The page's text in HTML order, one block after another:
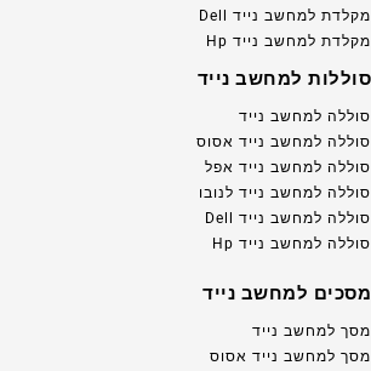
מקלדת למחשב נייד Dell
מקלדת למחשב נייד Hp
סוללות למחשב נייד
סוללה למחשב נייד
סוללה למחשב נייד אסוס
סוללה למחשב נייד אפל
סוללה למחשב נייד לנובו
סוללה למחשב נייד Dell
סוללה למחשב נייד Hp
מסכים למחשב נייד
מסך למחשב נייד
מסך למחשב נייד אסוס